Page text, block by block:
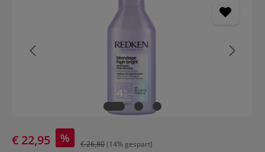
€ 22,95 % € 26,80(14% gespart)